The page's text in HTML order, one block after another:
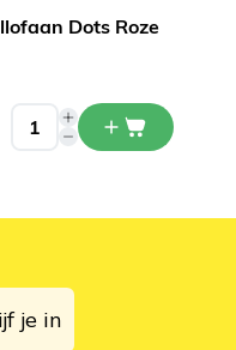
Dots Roze
je in